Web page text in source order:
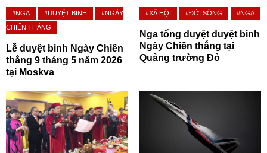
#NGA #DUYỆT BINH
#NGÀY
CHIẾN THẮNG
Lễ duyệt binh Ngày Chiến
thắng 9 tháng 5 năm 2026
tại Moskva
#XÃ HỘI #ĐỜI SỐNG #NGA
Nga tổng duyệt duyệt binh
Ngày Chiến thắng tại
Quảng trường Đỏ